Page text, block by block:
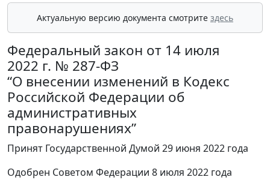
Актуальную версию документа смотрите здесь
Федеральный закон от 14 июля
2022 г. № 287-ФЗ
“О внесении изменений в Кодекс
Российской Федерации об
административных
правонарушениях”
Принят Государственной Думой 29 июня 2022 года
Одобрен Советом Федерации 8 июля 2022 года